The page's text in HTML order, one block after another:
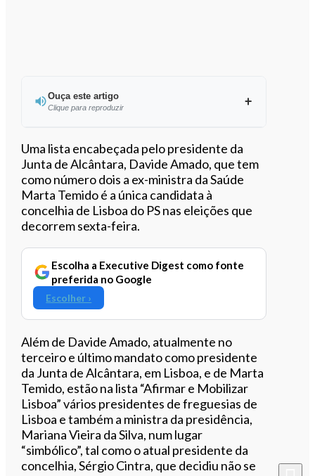
Ouça este artigo
Clique para reproduzir
Ouvir este artigo
Uma lista encabeçada pelo presidente da
Junta de Alcântara, Davide Amado, que tem
como número dois a ex-ministra da Saúde
Marta Temido é a única candidata à
concelhia de Lisboa do PS nas eleições que
decorrem sexta-feira.
Escolha a Executive Digest como fonte
preferida no Google
Escolher ›
Além de Davide Amado, atualmente no
terceiro e último mandato como presidente
da Junta de Alcântara, em Lisboa, e de Marta
Temido, estão na lista “Afirmar e Mobilizar
Lisboa” vários presidentes de freguesias de
Lisboa e também a ministra da presidência,
Mariana Vieira da Silva, num lugar
“simbólico”, tal como o atual presidente da
concelhia, Sérgio Cintra, que decidiu não se